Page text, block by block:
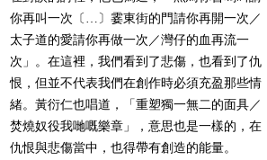
你再叫一次〔…〕霎東街的門請你再開一次／
太子道的愛請你再做一次／灣仔的血再流一
次」。在這裡，我們看到了悲傷，也看到了仇
恨，但並不代表我們在創作時必須充盈那些情
緒。黃衍仁也唱道，「重塑獨一無二的面具／
焚燒奴役我哋嘅樂章」，意思也是一樣的，在
仇恨與悲傷當中，也得帶有創造的能量。